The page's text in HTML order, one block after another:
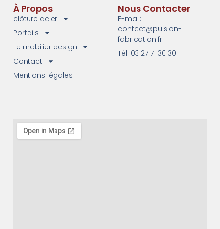
À Propos
clôture acier
Portails
Le mobilier design
Contact
Mentions légales
Nous Contacter
E-mail:
contact@pulsion-
fabrication.fr
Tél: 03 27 71 30 30